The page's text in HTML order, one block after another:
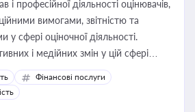
і професійної діяльності оцінювачів,
вимогами, звітністю та
у сфері оціночної діяльності.
і медійних змін у цій сфері
бізнесу, керівника, юриста або
приватизації, оренди
угод і перевірки
Фінансові послуги